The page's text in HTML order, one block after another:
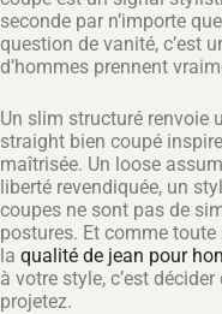
seconde par n’importe
question de vanité, c’est
d’hommes prennent
Un slim structuré renvoie
straight bien coupé
maîtrisée. Un loose
liberté revendiquée, un
coupes ne sont pas de
postures. Et comme
la qualité de jean pour
à votre style, c’est
projetez.